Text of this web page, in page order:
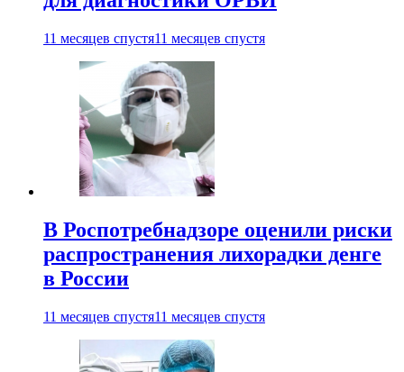
11 месяцев спустя11 месяцев спустя
В Роспотребнадзоре оценили риски
распространения лихорадки денге
в России
11 месяцев спустя11 месяцев спустя